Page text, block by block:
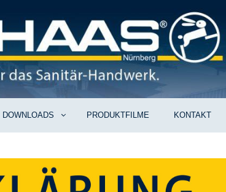
DOWNLOADS PRODUKTFILME KONTAKT